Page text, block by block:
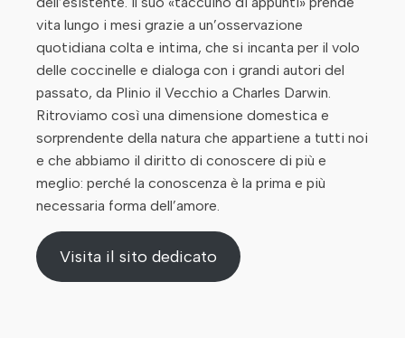
vita lungo i mesi grazie a un’osservazione
quotidiana colta e intima, che si incanta per il volo
delle coccinelle e dialoga con i grandi autori del
passato, da Plinio il Vecchio a Charles Darwin.
Ritroviamo così una dimensione domestica e
sorprendente della natura che appartiene a tutti noi
e che abbiamo il diritto di conoscere di più e
meglio: perché la conoscenza è la prima e più
necessaria forma dell’amore.
Visita il sito dedicato